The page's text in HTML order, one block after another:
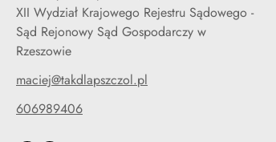
XII Wydział Krajowego Rejestru Sądowego -
Sąd Rejonowy Sąd Gospodarczy w
Rzeszowie
maciej@takdlapszczol.pl
606989406